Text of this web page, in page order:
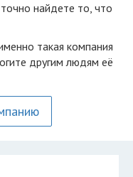
найдете то, что
такая компания
другим людям её